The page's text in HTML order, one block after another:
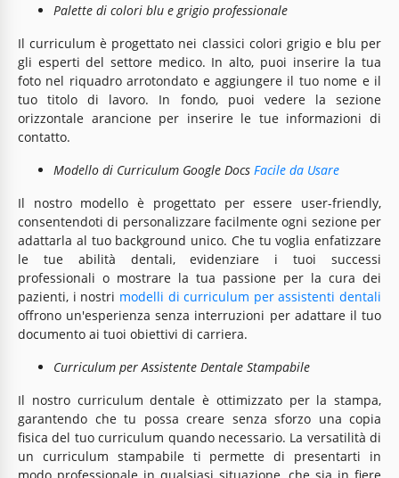
Palette di colori blu e grigio professionale
Il curriculum è progettato nei classici colori grigio e blu per
gli esperti del settore medico. In alto, puoi inserire la tua
foto nel riquadro arrotondato e aggiungere il tuo nome e il
tuo titolo di lavoro. In fondo, puoi vedere la sezione
orizzontale arancione per inserire le tue informazioni di
contatto.
Modello di Curriculum Google Docs Facile da Usare
Il nostro modello è progettato per essere user-friendly,
consentendoti di personalizzare facilmente ogni sezione per
adattarla al tuo background unico. Che tu voglia enfatizzare
le tue abilità dentali, evidenziare i tuoi successi
professionali o mostrare la tua passione per la cura dei
pazienti, i nostri modelli di curriculum per assistenti dentali
offrono un'esperienza senza interruzioni per adattare il tuo
documento ai tuoi obiettivi di carriera.
Curriculum per Assistente Dentale Stampabile
Il nostro curriculum dentale è ottimizzato per la stampa,
garantendo che tu possa creare senza sforzo una copia
fisica del tuo curriculum quando necessario. La versatilità di
un curriculum stampabile ti permette di presentarti in
modo professionale in qualsiasi situazione, che sia in fiere